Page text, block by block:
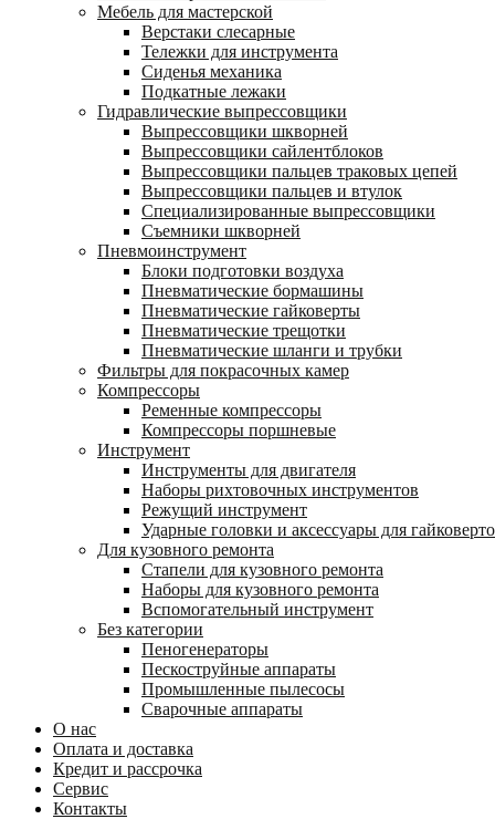
Мебель для мастерской
Верстаки слесарные
Тележки для инструмента
Сиденья механика
Подкатные лежаки
Гидравлические выпрессовщики
Выпрессовщики шкворней
Выпрессовщики сайлентблоков
Выпрессовщики пальцев траковых цепей
Выпрессовщики пальцев и втулок
Специализированные выпрессовщики
Cъемники шкворней
Пневмоинструмент
Блоки подготовки воздуха
Пневматические бормашины
Пневматические гайковерты
Пневматические трещотки
Пневматические шланги и трубки
Фильтры для покрасочных камер
Компрессоры
Ременные компрессоры
Компрессоры поршневые
Инструмент
Инструменты для двигателя
Наборы рихтовочных инструментов
Режущий инструмент
Ударные головки и аксессуары для
Для кузовного ремонта
Стапели для кузовного ремонта
Наборы для кузовного ремонта
Вспомогательный инструмент
Без категории
Пеногенераторы
Пескоструйные аппараты
Промышленные пылесосы
Сварочные аппараты
О нас
Оплата и доставка
Кредит и рассрочка
Сервис
Контакты